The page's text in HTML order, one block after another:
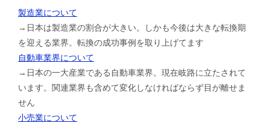
製造業について
→日本は製造業の割合が大きい。しかも今後は大きな転換期
を迎える業界。転換の成功事例を取り上げてます
自動車業界について
→日本の一大産業である自動車業界。現在岐路に立たされて
います。関連業界も含めて変化しなければならず目が離せま
せん
小売業について